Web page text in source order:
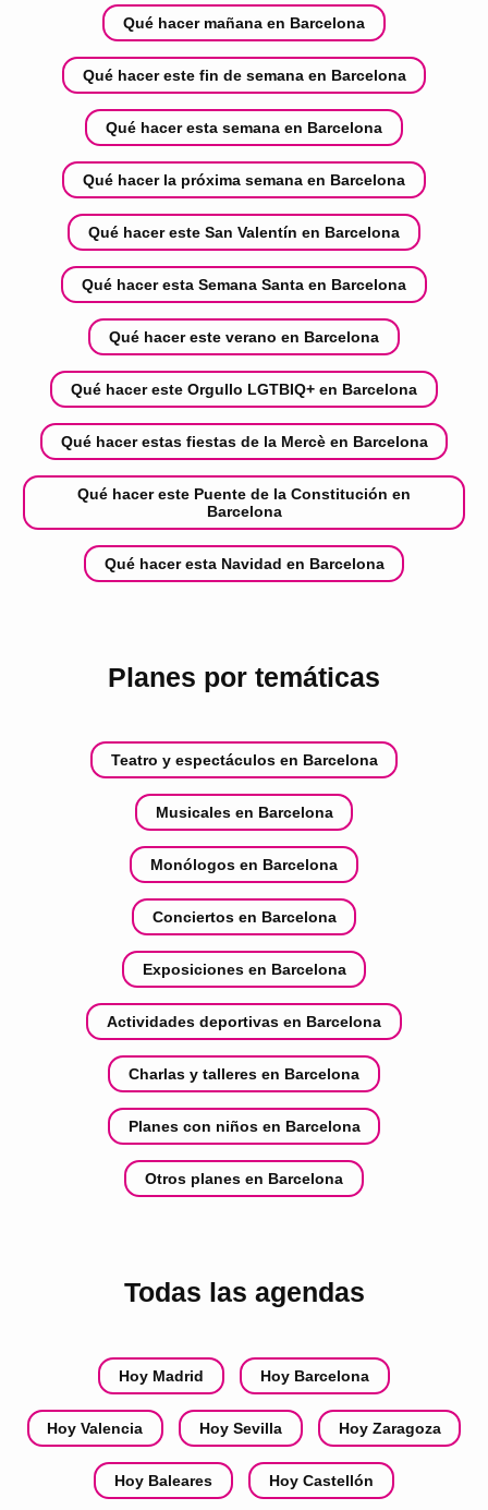
Qué hacer mañana en Barcelona
Qué hacer este fin de semana en Barcelona
Qué hacer esta semana en Barcelona
Qué hacer la próxima semana en Barcelona
Qué hacer este San Valentín en Barcelona
Qué hacer esta Semana Santa en Barcelona
Qué hacer este verano en Barcelona
Qué hacer este Orgullo LGTBIQ+ en Barcelona
Qué hacer estas fiestas de la Mercè en Barcelona
Qué hacer este Puente de la Constitución en
Barcelona
Qué hacer esta Navidad en Barcelona
Planes por temáticas
Teatro y espectáculos en Barcelona
Musicales en Barcelona
Monólogos en Barcelona
Conciertos en Barcelona
Exposiciones en Barcelona
Actividades deportivas en Barcelona
Charlas y talleres en Barcelona
Planes con niños en Barcelona
Otros planes en Barcelona
Todas las agendas
Hoy Madrid Hoy Barcelona
Hoy Valencia Hoy Sevilla Hoy Zaragoza
Hoy Baleares Hoy Castellón